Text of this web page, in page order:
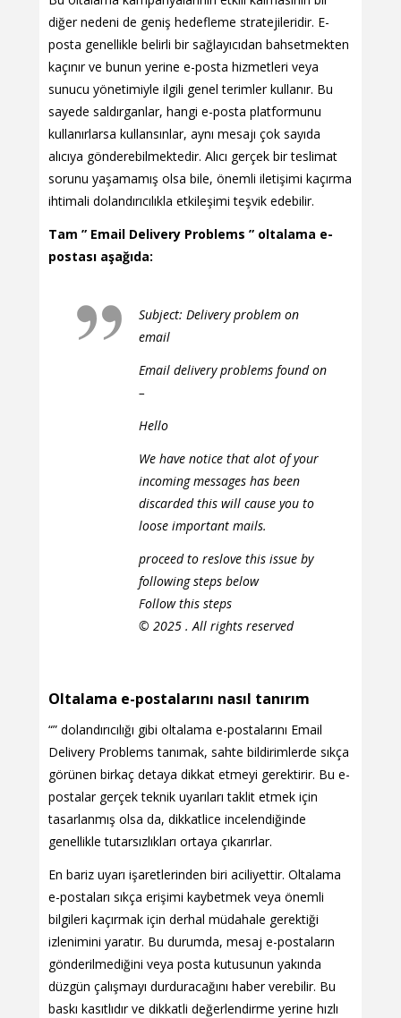
diğer nedeni de geniş hedefleme stratejileridir. E-
posta genellikle belirli bir sağlayıcıdan bahsetmekten
kaçınır ve bunun yerine e-posta hizmetleri veya
sunucu yönetimiyle ilgili genel terimler kullanır. Bu
sayede saldırganlar, hangi e-posta platformunu
kullanırlarsa kullansınlar, aynı mesajı çok sayıda
alıcıya gönderebilmektedir. Alıcı gerçek bir teslimat
sorunu yaşamamış olsa bile, önemli iletişimi kaçırma
ihtimali dolandırıcılıkla etkileşimi teşvik edebilir.
Tam ” Email Delivery Problems ” oltalama e-
postası aşağıda:
Subject: Delivery problem on
email
Email delivery problems found on
–
Hello
We have notice that alot of your
incoming messages has been
discarded this will cause you to
loose important mails.
proceed to reslove this issue by
following steps below
Follow this steps
© 2025 . All rights reserved
Oltalama e-postalarını nasıl tanırım
“” dolandırıcılığı gibi oltalama e-postalarını Email
Delivery Problems tanımak, sahte bildirimlerde sıkça
görünen birkaç detaya dikkat etmeyi gerektirir. Bu e-
postalar gerçek teknik uyarıları taklit etmek için
tasarlanmış olsa da, dikkatlice incelendiğinde
genellikle tutarsızlıkları ortaya çıkarırlar.
En bariz uyarı işaretlerinden biri aciliyettir. Oltalama
e-postaları sıkça erişimi kaybetmek veya önemli
bilgileri kaçırmak için derhal müdahale gerektiği
izlenimini yaratır. Bu durumda, mesaj e-postaların
gönderilmediğini veya posta kutusunun yakında
düzgün çalışmayı durduracağını haber verebilir. Bu
baskı kasıtlıdır ve dikkatli değerlendirme yerine hızlı